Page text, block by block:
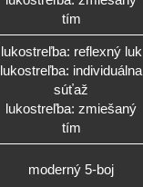
tím
lukostreľba: reflexný luk
lukostreľba: individuálna
súťaž
lukostreľba: zmiešaný
tím
moderný 5-boj